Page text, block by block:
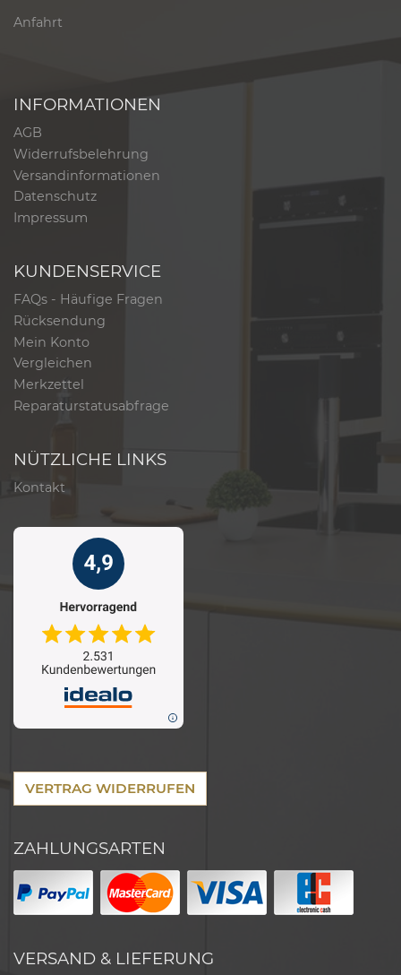
Anfahrt
INFORMATIONEN
AGB
Widerrufsbelehrung
Versandinformationen
Datenschutz
Impressum
KUNDENSERVICE
FAQs - Häufige Fragen
Rücksendung
Mein Konto
Vergleichen
Merkzettel
Reparaturstatusabfrage
NÜTZLICHE LINKS
Kontakt
VERTRAG WIDERRUFEN
ZAHLUNGSARTEN
VERSAND & LIEFERUNG